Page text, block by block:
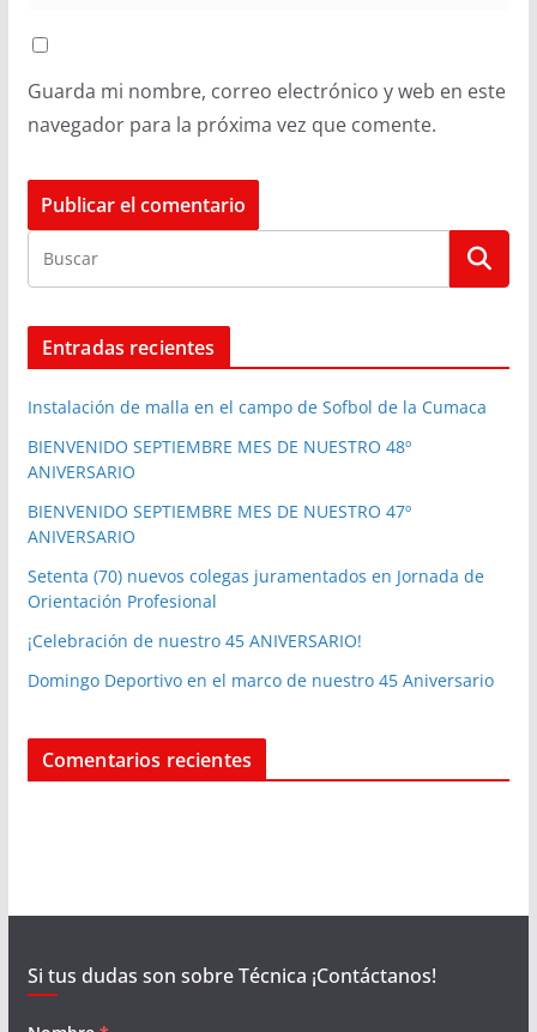
Guarda mi nombre, correo electrónico y web en este
navegador para la próxima vez que comente.
Entradas recientes
Instalación de malla en el campo de Sofbol de la Cumaca
BIENVENIDO SEPTIEMBRE MES DE NUESTRO 48º
ANIVERSARIO
BIENVENIDO SEPTIEMBRE MES DE NUESTRO 47º
ANIVERSARIO
Setenta (70) nuevos colegas juramentados en Jornada de
Orientación Profesional
¡Celebración de nuestro 45 ANIVERSARIO!
Domingo Deportivo en el marco de nuestro 45 Aniversario
Comentarios recientes
Si tus dudas son sobre Técnica ¡Contáctanos!